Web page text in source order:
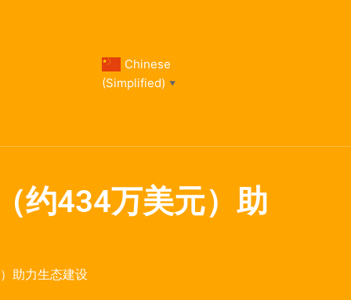
Chinese
(Simplified) ▼
约434万美元）助
助力生态建设